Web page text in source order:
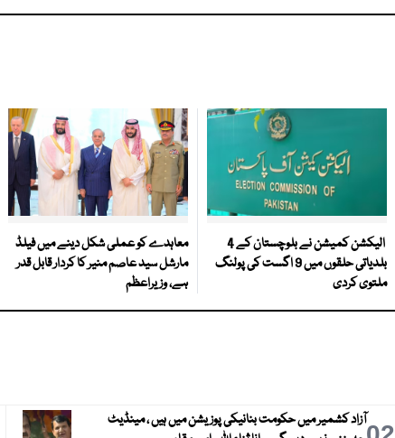
الیکشن کمیشن نے بلوچستان کے 4
بلدیاتی حلقوں میں 9 اگست کی پولنگ
ملتوی کردی
معاہدے کو عملی شکل دینے میں فیلڈ
مارشل سید عاصم منیر کا کردار قابل قدر
ہے، وزیراعظم
آزاد کشمیر میں حکومت بنانیکی پوزیشن میں ہیں ، مینڈیٹ